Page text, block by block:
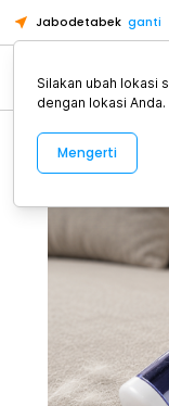
Jabodetabek ganti
Alat Kopi
Silakan ubah lokasi
dengan lokasi Anda.
Mengerti